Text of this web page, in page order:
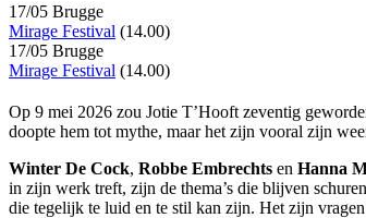
17/05 Brugge
Mirage Festival (14.00)
17/05 Brugge
Mirage Festival (14.00)
Op 9 mei 2026 zou Jotie T’Hooft zeventig
doopte hem tot mythe, maar het zijn vooral zijn
Winter De Cock, Robbe Embrechts en Hanna
in zijn werk treft, zijn de thema’s die blijven
die tegelijk te luid en te stil kan zijn. Het zijn